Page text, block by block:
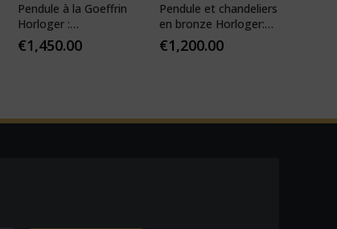
Pendule à la Goeffrin
Horloger :
Desfontaines 1850
€1,450.00
Pendule et chandeliers
en bronze Horloger:
Mougin
€1,200.00